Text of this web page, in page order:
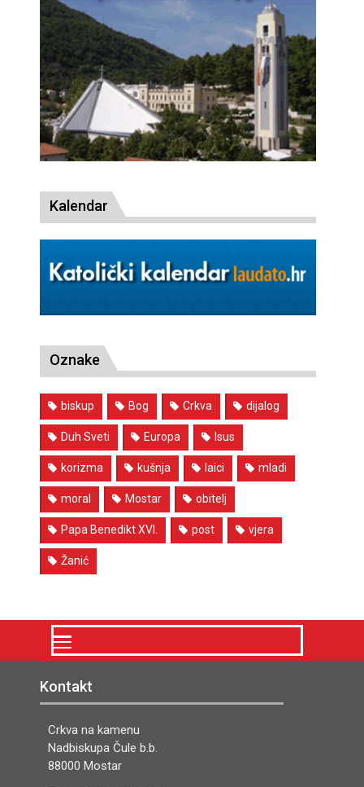
Kalendar
Oznake
biskup Bog Crkva dijalog
Duh Sveti Europa Isus
korizma kušnja laici mladi
moral Mostar obitelj
Papa Benedikt XVI. post vjera
Žanić
Kontakt
Crkva na kamenu
Nadbiskupa Čule b.b.
88000 Mostar